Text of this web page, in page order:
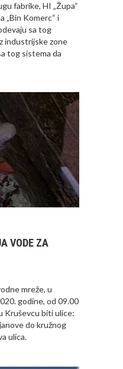
fabrike, HI „Župa“
„Bin Komerc“ i
sa tog
industrijske zone
tog sistema da
VODE ZA
mreže, u
godine, od 09.00
Kruševcu biti ulice:
do kružnog
ulica.